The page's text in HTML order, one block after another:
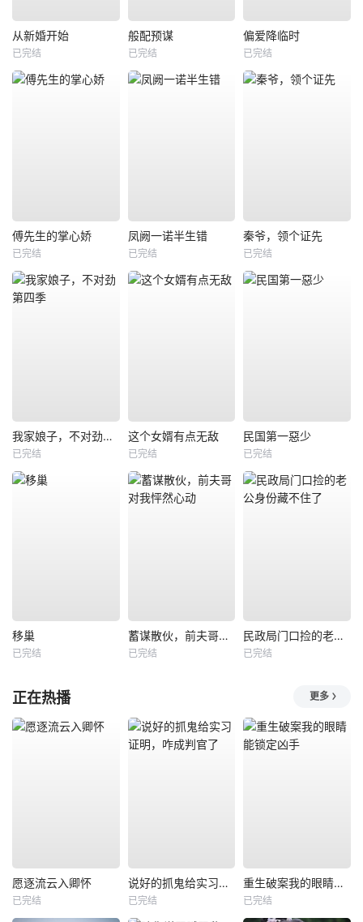
从新婚开始
已完结
般配预谋
已完结
偏爱降临时
已完结
傅先生的掌心娇
已完结
凤阙一诺半生错
已完结
秦爷，领个证先
已完结
我家娘子，不对劲第四季
已完结
这个女婿有点无敌
已完结
民国第一惡少
已完结
移巢
已完结
蓄谋散伙，前夫哥对我怦然心动
已完结
民政局门口捡的老公身份藏不住了
已完结
正在热播 更多
愿逐流云入卿怀
已完结
说好的抓鬼给实习证明，咋成判官了
已完结
重生破案我的眼睛能锁定凶手
已完结